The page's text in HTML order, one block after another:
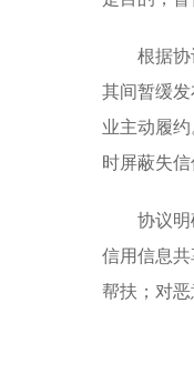
根据
其间暂缓
业主动履
时屏蔽失
协议
信用信息
帮扶；对